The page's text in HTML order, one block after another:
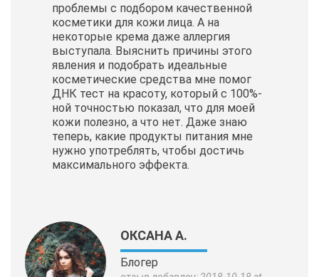
проблемы с подбором качественной
косметики для кожи лица. А на
некоторые крема даже аллергия
выступала. Выяснить причины этого
явления и подобрать идеальные
косметические средства мне помог
ДНК тест на красоту, который с 100%-
ной точностью показал, что для моей
кожи полезно, а что нет. Даже знаю
теперь, какие продукты питания мне
нужно употреблять, чтобы достичь
максимального эффекта.
ОКСАНА А.
Блогер